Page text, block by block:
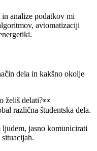
analize podatkov mi
avtomatizaciji
dela in kakšno okolje
želiš delati?👀
različna študentska dela.
jasno komunicirati